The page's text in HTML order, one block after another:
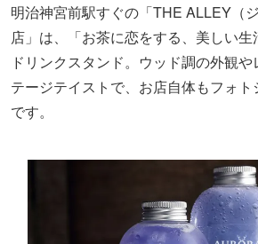
明治神宮前駅すぐの「THE ALLEY（
店」は、「お茶に恋をする、美しい
ドリンクスタンド。ウッド調の外観
テージテイストで、お店自体もフォ
です。